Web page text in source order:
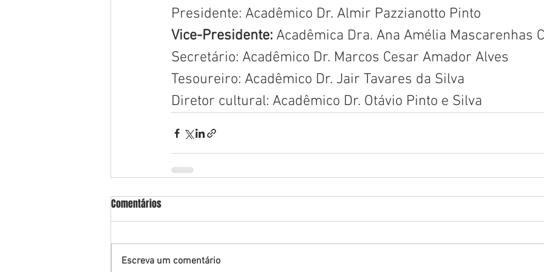
Presidente: Acadêmico Dr. Almir Pazzianotto Pinto
Vice-Presidente: Acadêmica Dra. Ana Amélia Mascarenhas
Secretário: Acadêmico Dr. Marcos Cesar Amador Alves
Tesoureiro: Acadêmico Dr. Jair Tavares da Silva
Diretor cultural: Acadêmico Dr. Otávio Pinto e Silva
Comentários
Escreva um comentário